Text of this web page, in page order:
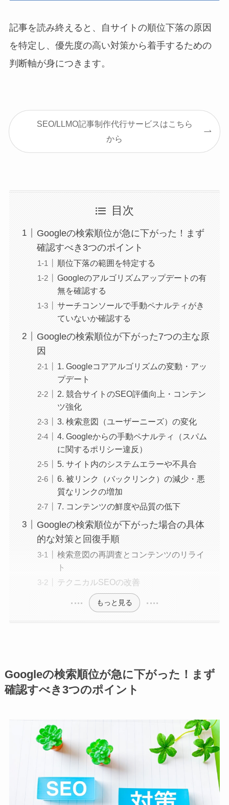
記事を読み終えると、自サイトの順位下落の原因
を特定し、優先度の高い対策から着手するための
判断軸が身につきます。
SEO/LLMO記事制作代行サービスはこちら
から
目次
Googleの検索順位が急に下がった！まず
確認すべき3つのポイント
順位下落の範囲を特定する
Googleのアルゴリズムアップデートの有
無を確認する
サーチコンソールで手動ペナルティがき
ていないか確認する
Googleの検索順位が下がった7つの主な原
因
1. Googleコアアルゴリズムの変動・アッ
プデート
2. 競合サイトのSEO評価向上・コンテン
ツ強化
3. 検索意図（ユーザーニーズ）の変化
4. Googleからの手動ペナルティ（スパム
に関するポリシー違反）
5. サイト内のシステムエラーや不具合
6. 被リンク（バックリンク）の減少・悪
質なリンクの増加
7. コンテンツの鮮度や品質の低下
Googleの検索順位が下がった場合の具体
的な対策と回復手順
検索意図の再調査とコンテンツのリライ
ト
テクニカルSEOの改善
もっと見る
Googleの検索順位が急に下がった！まず
確認すべき3つのポイント